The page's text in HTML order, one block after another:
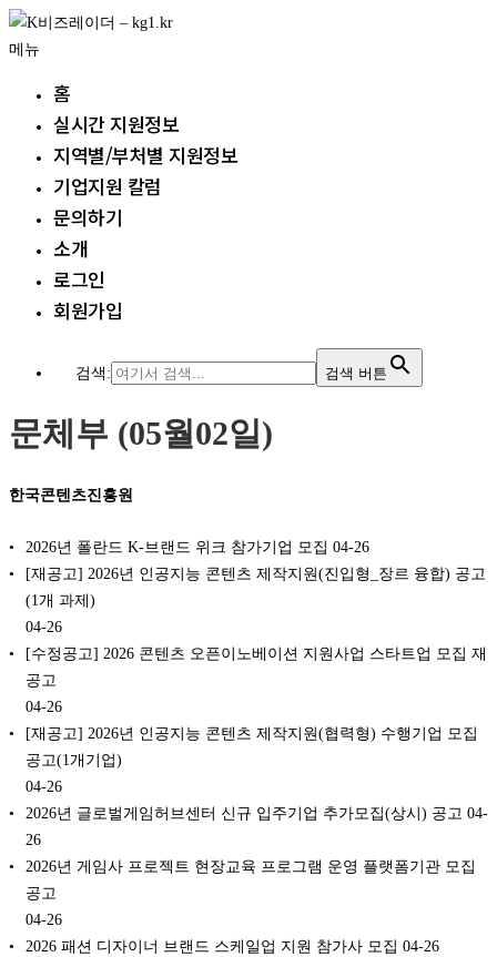
내
용
메뉴
홈
실시간 지원정보
지역별/부처별 지원정보
기업지원 칼럼
문의하기
소개
로그인
회원가입
검색: 검색 버튼
문체부 (05월02일)
한국콘텐츠진흥원
2026년 폴란드 K-브랜드 위크 참가기업 모집 04-26
[재공고] 2026년 인공지능 콘텐츠 제작지원(진입형_장르 융합) 공고
(1개 과제)
04-26
[수정공고] 2026 콘텐츠 오픈이노베이션 지원사업 스타트업 모집 재
공고
04-26
[재공고] 2026년 인공지능 콘텐츠 제작지원(협력형) 수행기업 모집
공고(1개기업)
04-26
2026년 글로벌게임허브센터 신규 입주기업 추가모집(상시) 공고 04-
26
2026년 게임사 프로젝트 현장교육 프로그램 운영 플랫폼기관 모집
공고
04-26
2026 패션 디자이너 브랜드 스케일업 지원 참가사 모집 04-26